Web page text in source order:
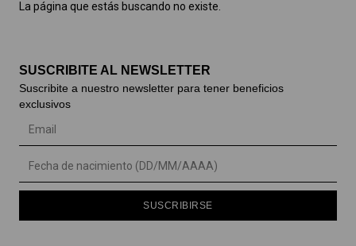
La página que estás buscando no existe.
SUSCRIBITE AL NEWSLETTER
Suscribite a nuestro newsletter para tener beneficios
exclusivos
SUSCRIBIRSE